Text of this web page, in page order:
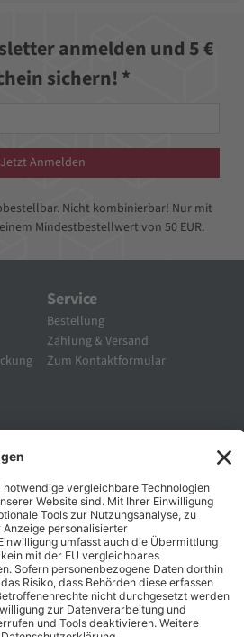
anmelden und 5 €
sichern! *
Jetzt Anmelden
Nicht kombinierbar! Nur mit
Mindestbestellwert von 50 EUR.
Service
Bestellung
Zahlung & Versand
Zum Kontaktformular